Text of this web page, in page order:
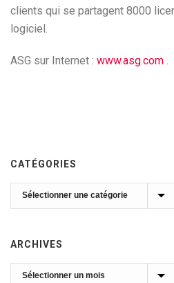
clients qui se partagent 8000
logiciel.
ASG sur Internet : www.asg.com .
CATÉGORIES
Catégories
ARCHIVES
Archives